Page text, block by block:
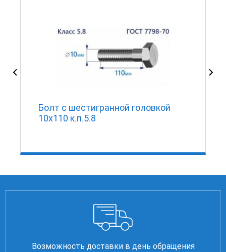
Болт с шестигранной головкой
10х110 к.п.5.8
Возможность доставки в день обращения